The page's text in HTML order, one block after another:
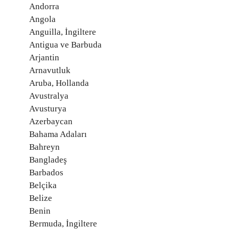
Andorra
Angola
Anguilla, İngiltere
Antigua ve Barbuda
Arjantin
Arnavutluk
Aruba, Hollanda
Avustralya
Avusturya
Azerbaycan
Bahama Adaları
Bahreyn
Bangladeş
Barbados
Belçika
Belize
Benin
Bermuda, İngiltere